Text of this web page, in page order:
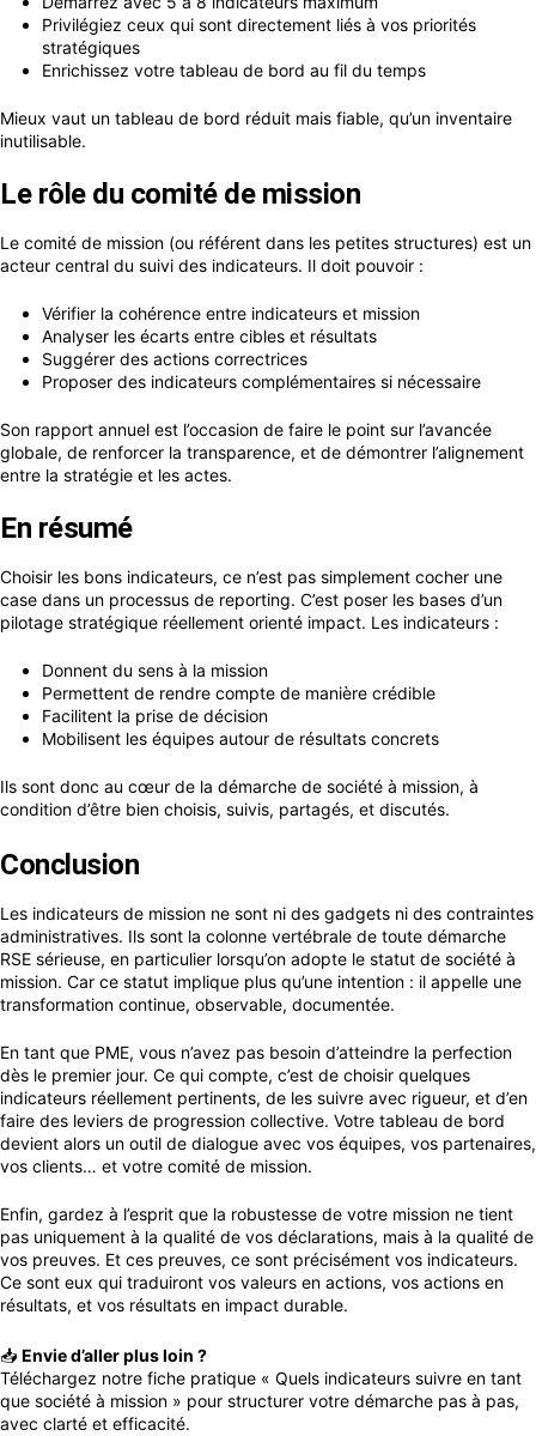
Privilégiez ceux qui sont directement liés à vos priorités
stratégiques
Enrichissez votre tableau de bord au fil du temps
Mieux vaut un tableau de bord réduit mais fiable, qu’un inventaire
inutilisable.
Le rôle du comité de mission
Le comité de mission (ou référent dans les petites structures) est un
acteur central du suivi des indicateurs. Il doit pouvoir :
Vérifier la cohérence entre indicateurs et mission
Analyser les écarts entre cibles et résultats
Suggérer des actions correctrices
Proposer des indicateurs complémentaires si nécessaire
Son rapport annuel est l’occasion de faire le point sur l’avancée
globale, de renforcer la transparence, et de démontrer l’alignement
entre la stratégie et les actes.
En résumé
Choisir les bons indicateurs, ce n’est pas simplement cocher une
case dans un processus de reporting. C’est poser les bases d’un
pilotage stratégique réellement orienté impact. Les indicateurs :
Donnent du sens à la mission
Permettent de rendre compte de manière crédible
Facilitent la prise de décision
Mobilisent les équipes autour de résultats concrets
Ils sont donc au cœur de la démarche de société à mission, à
condition d’être bien choisis, suivis, partagés, et discutés.
Conclusion
Les indicateurs de mission ne sont ni des gadgets ni des contraintes
administratives. Ils sont la colonne vertébrale de toute démarche
RSE sérieuse, en particulier lorsqu’on adopte le statut de société à
mission. Car ce statut implique plus qu’une intention : il appelle une
transformation continue, observable, documentée.
En tant que PME, vous n’avez pas besoin d’atteindre la perfection
dès le premier jour. Ce qui compte, c’est de choisir quelques
indicateurs réellement pertinents, de les suivre avec rigueur, et d’en
faire des leviers de progression collective. Votre tableau de bord
devient alors un outil de dialogue avec vos équipes, vos partenaires,
vos clients… et votre comité de mission.
Enfin, gardez à l’esprit que la robustesse de votre mission ne tient
pas uniquement à la qualité de vos déclarations, mais à la qualité de
vos preuves. Et ces preuves, ce sont précisément vos indicateurs.
Ce sont eux qui traduiront vos valeurs en actions, vos actions en
résultats, et vos résultats en impact durable.
📥 Envie d’aller plus loin ?
Téléchargez notre fiche pratique « Quels indicateurs suivre en tant
que société à mission » pour structurer votre démarche pas à pas,
avec clarté et efficacité.